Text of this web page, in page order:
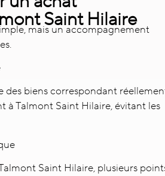
Saint Hilaire
mais un accompagnement
des biens correspondant
à Talmont Saint Hilaire, évitant les
Saint Hilaire, plusieurs